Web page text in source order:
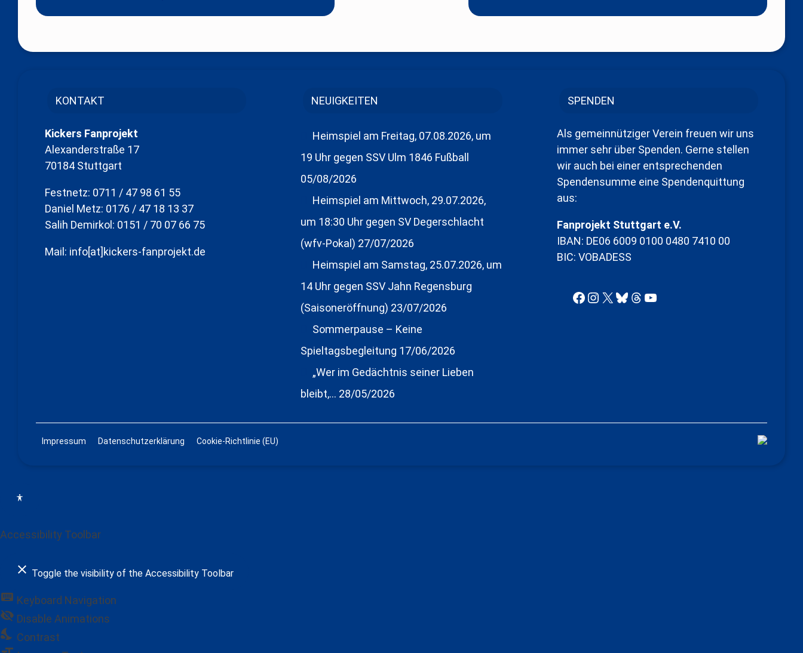
KONTAKT
Kickers Fanprojekt
Alexanderstraße 17
70184 Stuttgart
Festnetz: 0711 / 47 98 61 55
Daniel Metz: 0176 / 47 18 13 37
Salih Demirkol: 0151 / 70 07 66 75
Mail: info[at]kickers-fanprojekt.de
NEUIGKEITEN
Heimspiel am Freitag, 07.08.2026, um
19 Uhr gegen SSV Ulm 1846 Fußball
05/08/2026
Heimspiel am Mittwoch, 29.07.2026,
um 18:30 Uhr gegen SV Degerschlacht
(wfv-Pokal) 27/07/2026
Heimspiel am Samstag, 25.07.2026, um
14 Uhr gegen SSV Jahn Regensburg
(Saisoneröffnung) 23/07/2026
Sommerpause – Keine
Spieltagsbegleitung 17/06/2026
„Wer im Gedächtnis seiner Lieben
bleibt,… 28/05/2026
SPENDEN
Als gemeinnütziger Verein freuen wir uns
immer sehr über Spenden. Gerne stellen
wir auch bei einer entsprechenden
Spendensumme eine Spendenquittung
aus:
Fanprojekt Stuttgart e.V.
IBAN: DE06 6009 0100 0480 7410 00
BIC: VOBADESS
Facebook
Instagram
X Bluesky
Threads
YouTube
Impressum Datenschutzerklärung Cookie-Richtlinie (EU)
Accessibility Toolbar
close Toggle the visibility of the Accessibility Toolbar
keyboard Keyboard Navigation
visibility_off Disable Animations
nights_stay Contrast